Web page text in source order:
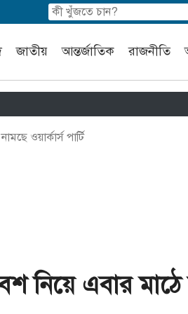
জাতীয় আন্তর্জাতিক রাজনীতি
ওয়ার্কার্স পার্টি
নিয়ে এবার মাঠে